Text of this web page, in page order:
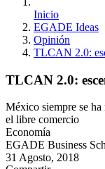
Inicio
EGADE Ideas
Opinión
TLCAN 2.0:
TLCAN 2.0:
México siempre se
el libre comercio
Economía
EGADE Business
31 Agosto, 2018